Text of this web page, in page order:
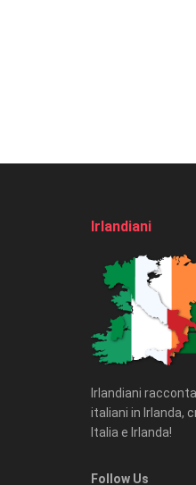
Irlandiani
Irlandiani
italiani in Irlanda,
Italia e Irlanda!
Follow Us